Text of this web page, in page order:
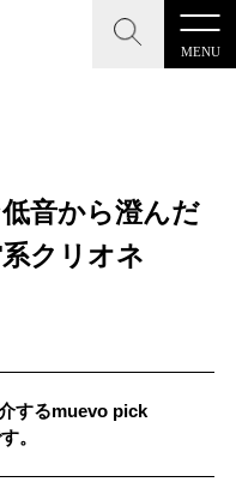
MENU
CLOSE
ンガー
CLOSE
メディア
音から澄んだ
クリオネ
するmuevo pick
。